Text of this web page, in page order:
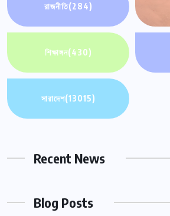
রাজনীতি(284)
শিক্ষাঙ্গন(430)
সারাদেশ(13015)
Recent News
Blog Posts